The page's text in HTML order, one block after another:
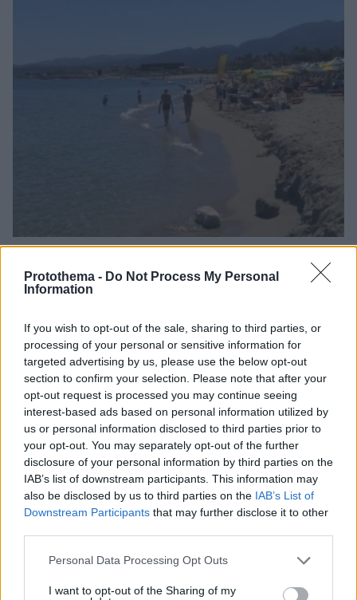
Protothema - Do Not Process My Personal
Information
If you wish to opt-out of the sale, sharing to third parties, or
processing of your personal or sensitive information for
targeted advertising by us, please use the below opt-out
section to confirm your selection. Please note that after your
opt-out request is processed you may continue seeing
interest-based ads based on personal information utilized by
us or personal information disclosed to third parties prior to
your opt-out. You may separately opt-out of the further
disclosure of your personal information by third parties on the
IAB’s list of downstream participants. This information may
also be disclosed by us to third parties on the IAB’s List of
Downstream Participants that may further disclose it to other
Please note that this website/app uses one or more Google
not limited to your visit or usage behaviour. You may click to
Personal Data Processing Opt Outs
I want to opt-out of the Sharing of my
Πώς έγινε η τραγωδία με την νεκρή μητέρα στα
Μάλια: Βούτηξε για να βοηθήσει τη φίλη της και
06.08.2026, 21:23